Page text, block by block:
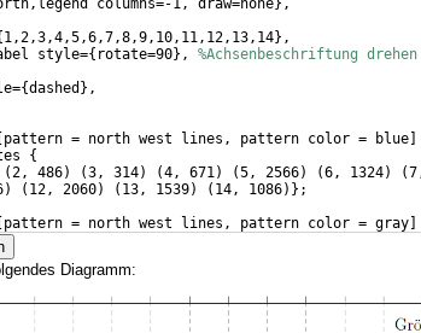
columns=-1, draw=none} ,
1,2,3,4,5,6,7,8,9,10,11,12,13,14} ,
style={ rotate=90} , %Achsenbeschriftung drehen
{dashed } ,
pattern = north west lines, pattern color = blue
{
(2, 486) (3, 314) (4, 671) (5, 2566) (6, 1324) (
) ( 12, 2060) ( 13, 1539) ( 14, 1086)} ;
pattern = north west lines, pattern color = gray
Diagramm: